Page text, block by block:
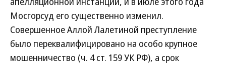
Мосгорсуд его существенно изменил.
Совершенное Аллой Лалетиной преступление
было переквалифицировано на особо крупное
мошенничество (ч. 4 ст. 159 УК РФ), а срок